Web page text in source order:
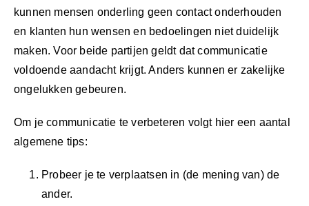
kunnen mensen onderling geen contact onderhouden
en klanten hun wensen en bedoelingen niet duidelijk
maken. Voor beide partijen geldt dat communicatie
voldoende aandacht krijgt. Anders kunnen er zakelijke
ongelukken gebeuren.
Om je communicatie te verbeteren volgt hier een aantal
algemene tips:
Probeer je te verplaatsen in (de mening van) de
ander.